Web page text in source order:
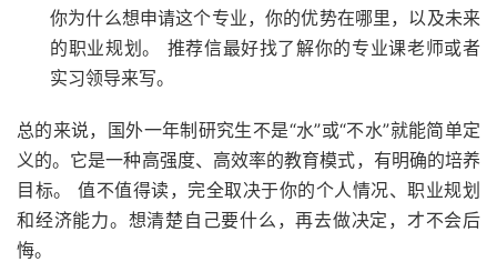
你为什么想申请这个专业，你的优势在哪里，以及未来
的职业规划。 推荐信最好找了解你的专业课老师或者
实习领导来写。
总的来说，国外一年制研究生不是“水”或“不水”就能简单定
义的。它是一种高强度、高效率的教育模式，有明确的培养
目标。 值不值得读，完全取决于你的个人情况、职业规划
和经济能力。想清楚自己要什么，再去做决定，才不会后
悔。